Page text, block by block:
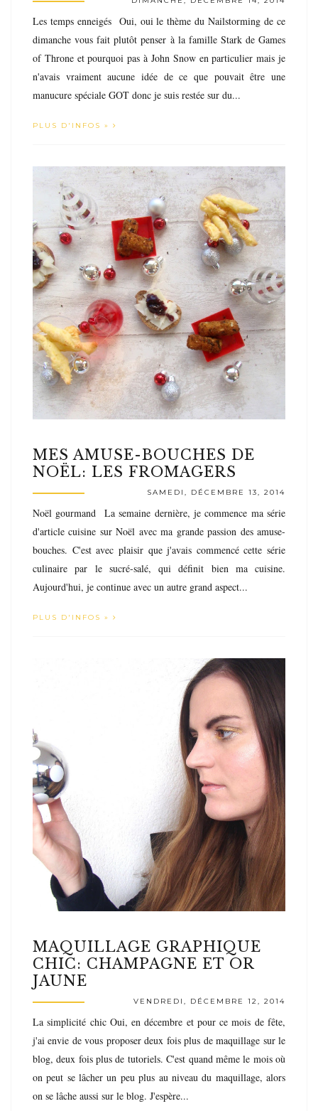
Les temps enneigés Oui, oui le thème du Nailstorming de ce
dimanche vous fait plutôt penser à la famille Stark de Games
of Throne et pourquoi pas à John Snow en particulier mais je
n'avais vraiment aucune idée de ce que pouvait être une
manucure spéciale GOT donc je suis restée sur du...
PLUS D'INFOS »
MES AMUSE-BOUCHES DE
NOËL: LES FROMAGERS
SAMEDI, DÉCEMBRE 13, 2014
Noël gourmand La semaine dernière, je commence ma série
d'article cuisine sur Noël avec ma grande passion des amuse-
bouches. C'est avec plaisir que j'avais commencé cette série
culinaire par le sucré-salé, qui définit bien ma cuisine.
Aujourd'hui, je continue avec un autre grand aspect...
PLUS D'INFOS »
MAQUILLAGE GRAPHIQUE
CHIC: CHAMPAGNE ET OR
JAUNE
VENDREDI, DÉCEMBRE 12, 2014
La simplicité chic Oui, en décembre et pour ce mois de fête,
j'ai envie de vous proposer deux fois plus de maquillage sur le
blog, deux fois plus de tutoriels. C'est quand même le mois où
on peut se lâcher un peu plus au niveau du maquillage, alors
on se lâche aussi sur le blog. J'espère...